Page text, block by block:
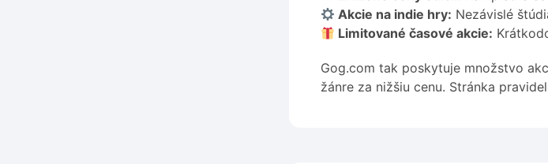
Akcie na indie hry: Nezávislé
Limitované časové akcie:
Gog.com tak poskytuje množstvo
žánre za nižšiu cenu. Stránka